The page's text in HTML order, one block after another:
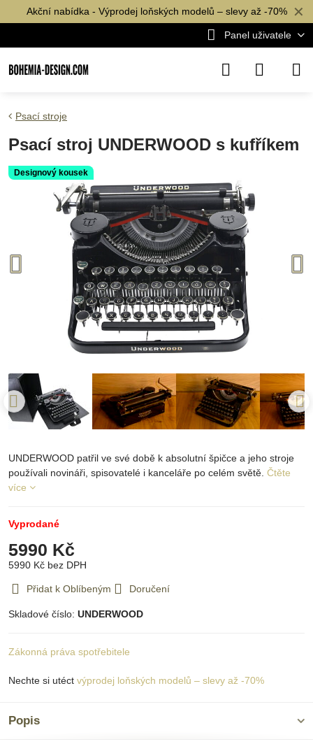
✕
Akční nabídka - Výprodej loňských modelů – slevy až -70%
Panel uživatele
Designový kousek
Psací stroje
Psací stroj UNDERWOOD s kufříkem
UNDERWOOD patřil ve své době k absolutní špičce a jeho stroje
používali novináři, spisovatelé i kanceláře po celém světě. Čtěte
více
Vyprodané
5990 Kč
5990 Kč bez DPH
Přidat k Oblíbeným Doručení
Skladové číslo: UNDERWOOD
Zákonná práva spotřebitele
Nechte si utéct výprodej loňských modelů – slevy až -70%
Popis